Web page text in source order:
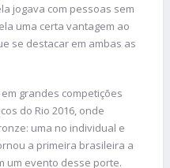
jogava com pessoas sem
uma certa vantagem ao
se destacar em ambas as
grandes competições
do Rio 2016, onde
uma no individual e
a primeira brasileira a
um evento desse porte.